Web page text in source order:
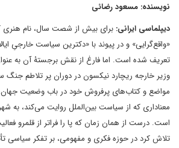
نویسنده: مسعود رضائی
دیپلماسی ایرانی: برای بیش از شصت سال، نام هنری
«واقع‌گرایی» و در پیوند با «دکترین سیاست خارجیِ
تعریف شده است. اما فارغ از نقش برجستۀ آن به
وزیر خارجه ریچارد نیکسون در دوران پر تلاطم جنگ
مواضع و کتاب‌های پرفروش خود در باب وضعیت جهان،
معناداری که از سیاست بین‌الملل روایت می‌کند، به
است. درست از همان زمان که پا را فراتر از قلمرو
تلاش کرد در حوزه فکری و مفهومی، بر تفکر سیاسی